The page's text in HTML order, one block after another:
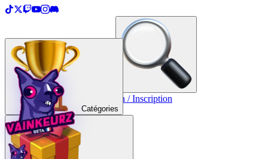
Créer une TopList Connexion / Inscription
Catégories